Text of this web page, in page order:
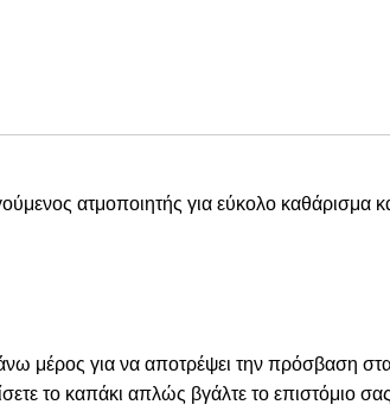
ατμοποιητής για εύκολο καθάρισμα
μέρος για να αποτρέψει την πρόσβαση
το καπάκι απλώς βγάλτε το επιστόμιο